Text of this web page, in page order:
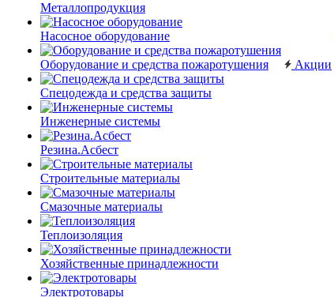
Металлопродукция
Насосное оборудование
Оборудование и средства пожаротушения
Спецодежда и средства защиты
Инженерные системы
Резина.Асбест
Строительные материалы
Смазочные материалы
Теплоизоляция
Хозяйственные принадлежности
Электротовары
Акции